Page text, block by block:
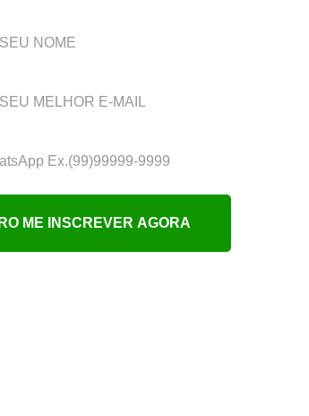
ME INSCREVER AGORA